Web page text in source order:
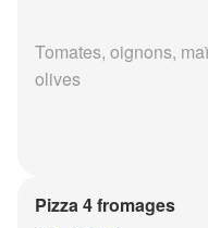
Tomates, oignons,
olives
Pizza 4 fromages